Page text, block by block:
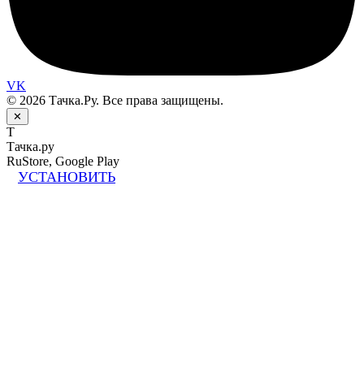
VK
© 2026 Тачка.Ру. Все права защищены.
✕
Т
Тачка.ру
RuStore, Google Play
УСТАНОВИТЬ